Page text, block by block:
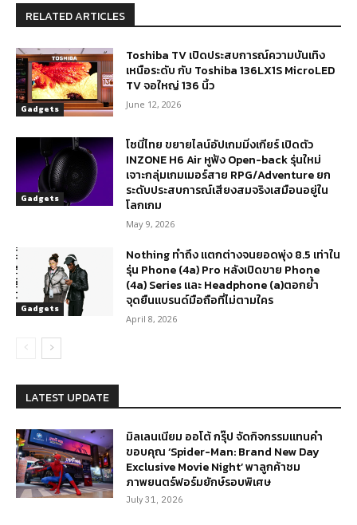
RELATED ARTICLES
Gadgets
Toshiba TV เปิดประสบการณ์ความบันเทิง
เหนือระดับ กับ Toshiba 136LX1S MicroLED
TV จอใหญ่ 136 นิ้ว
June 12, 2026
Gadgets
โซนี่ไทย ขยายไลน์อัปเกมมิ่งเกียร์ เปิดตัว
INZONE H6 Air หูฟัง Open-back รุ่นใหม่
เจาะกลุ่มเกมเมอร์สาย RPG/Adventure ยก
ระดับประสบการณ์เสียงสมจริงเสมือนอยู่ใน
โลกเกม
May 9, 2026
Gadgets
Nothing ทำถึง แตกต่างจนยอดพุ่ง 8.5 เท่าใน
รุ่น Phone (4a) Pro หลังเปิดขาย Phone
(4a) Series และ Headphone (a)ตอกย้ำ
จุดยืนแบรนด์มือถือที่ไม่ตามใคร
April 8, 2026
LATEST UPDATE
มิลเลนเนียม ออโต้ กรุ๊ป จัดกิจกรรมแทนคำ
ขอบคุณ ‘Spider-Man: Brand New Day
Exclusive Movie Night’ พาลูกค้าชม
ภาพยนตร์ฟอร์มยักษ์รอบพิเศษ
July 31, 2026